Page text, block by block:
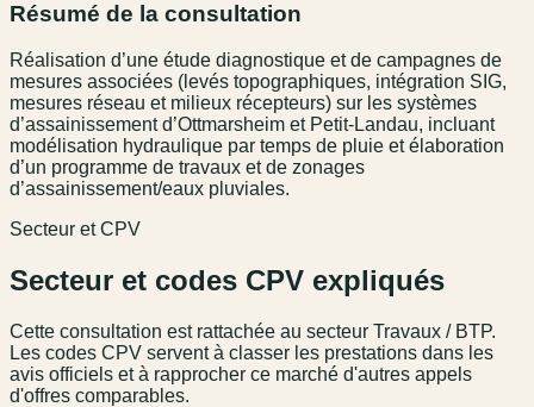
Résumé de la consultation
Réalisation d’une étude diagnostique et de campagnes de
mesures associées (levés topographiques, intégration SIG,
mesures réseau et milieux récepteurs) sur les systèmes
d’assainissement d’Ottmarsheim et Petit-Landau, incluant
modélisation hydraulique par temps de pluie et élaboration
d’un programme de travaux et de zonages
d’assainissement/eaux pluviales.
Secteur et CPV
Secteur et codes CPV expliqués
Cette consultation est rattachée au secteur Travaux / BTP.
Les codes CPV servent à classer les prestations dans les
avis officiels et à rapprocher ce marché d'autres appels
d'offres comparables.